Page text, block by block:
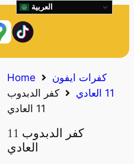
Home
كفرات ايفون
11 العادي
كفر الدبدوب
11 العادي
كفر الدبدوب 11
العادي
العربية